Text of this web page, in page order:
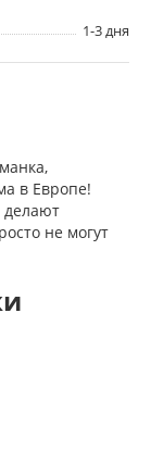
1-3 дня
в Европе!
делают
не могут